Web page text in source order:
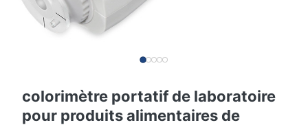
colorimètre portatif de laboratoire
pour produits alimentaires de